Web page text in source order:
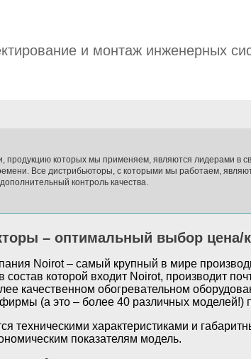
и монтаж инженерных
продукцию которых мы применяем, являются лидерами в
Все дистрибьюторы, с которыми мы работаем,
контроль качества.
– оптимальный выбор цена/
Noirot – самый крупный в мире
состав которой входит Noirot, производит
качественном обогревательном
фирмы (а это – более 40 различных
техническими характеристиками и
показателям модель.